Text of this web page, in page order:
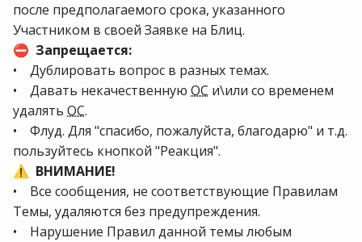
после предполагаемого срока, указанного
Участником в своей Заявке на Блиц.
⛔ Запрещается:
• Дублировать вопрос в разных темах.
• Давать некачественную ОС и\или со временем
удалять ОС.
• Флуд. Для "спасибо, пожалуйста, благодарю" и т.д.
пользуйтесь кнопкой "Реакция".
⚠️ ВНИМАНИЕ!
• Все сообщения, не соответствующие Правилам
Темы, удаляются без предупреждения.
• Нарушение Правил данной темы любым